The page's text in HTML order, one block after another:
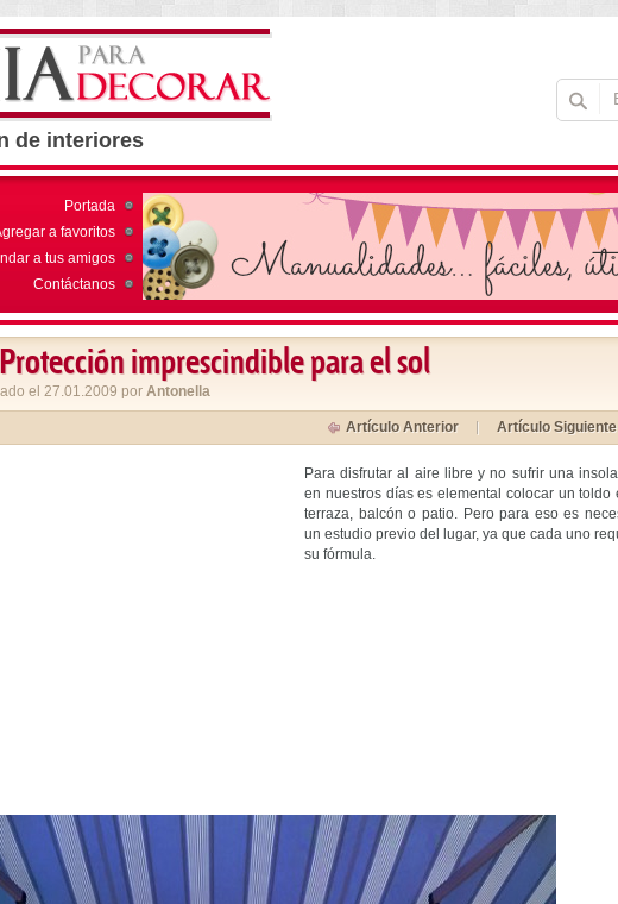
de interiores
Portada
a favoritos
a tus amigos
Contáctanos
imprescindible para el sol
el 27.01.2009 por Antonella
Artículo Anterior Artículo Siguiente
Para disfrutar al aire libre y no sufrir una
en nuestros días es elemental colocar un toldo
terraza, balcón o patio. Pero para eso es
un estudio previo del lugar, ya que cada uno
su fórmula.